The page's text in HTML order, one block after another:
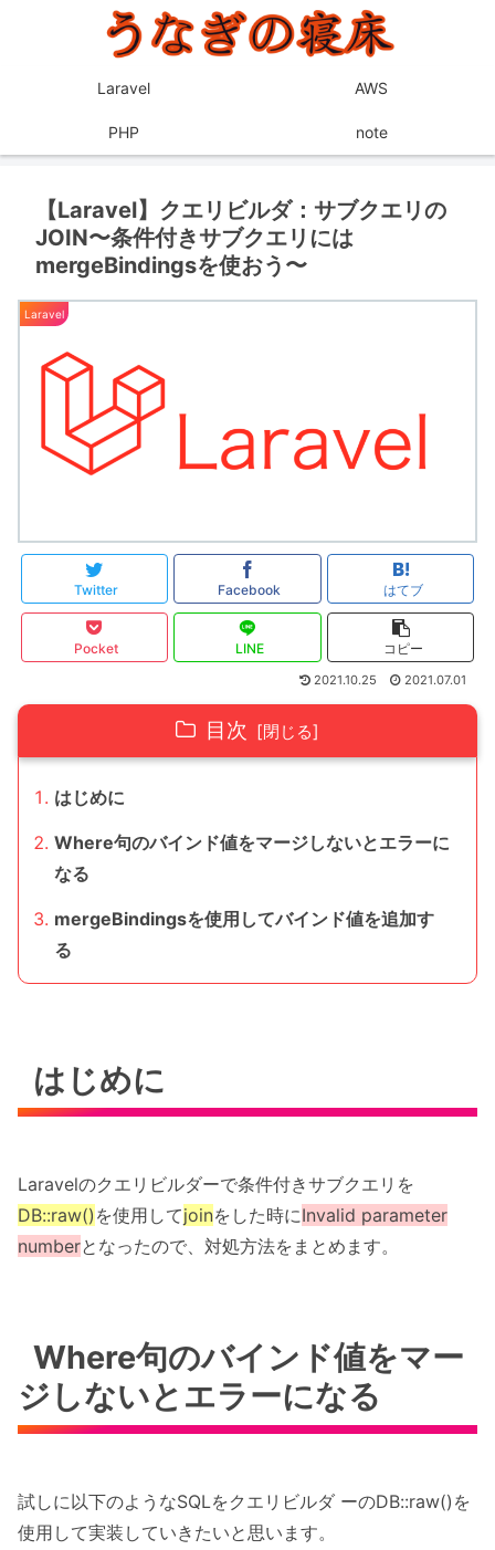
Laravel AWS
PHP note
【Laravel】クエリビルダ：サブクエリの
JOIN〜条件付きサブクエリには
mergeBindingsを使おう〜
Laravel
Twitter Facebook はてブ
Pocket LINE コピー
2021.10.25 2021.07.01
目次
はじめに
Where句のバインド値をマージしないとエラーに
なる
mergeBindingsを使用してバインド値を追加す
る
はじめに
Laravelのクエリビルダーで条件付きサブクエリを
DB::raw() を使用してjoinをした時にInvalid parameter
numberとなったので、対処方法をまとめます。
Where句のバインド値をマー
ジしないとエラーになる
試しに以下のようなSQLをクエリビルダ ーのDB::raw()を
使用して実装していきたいと思います。